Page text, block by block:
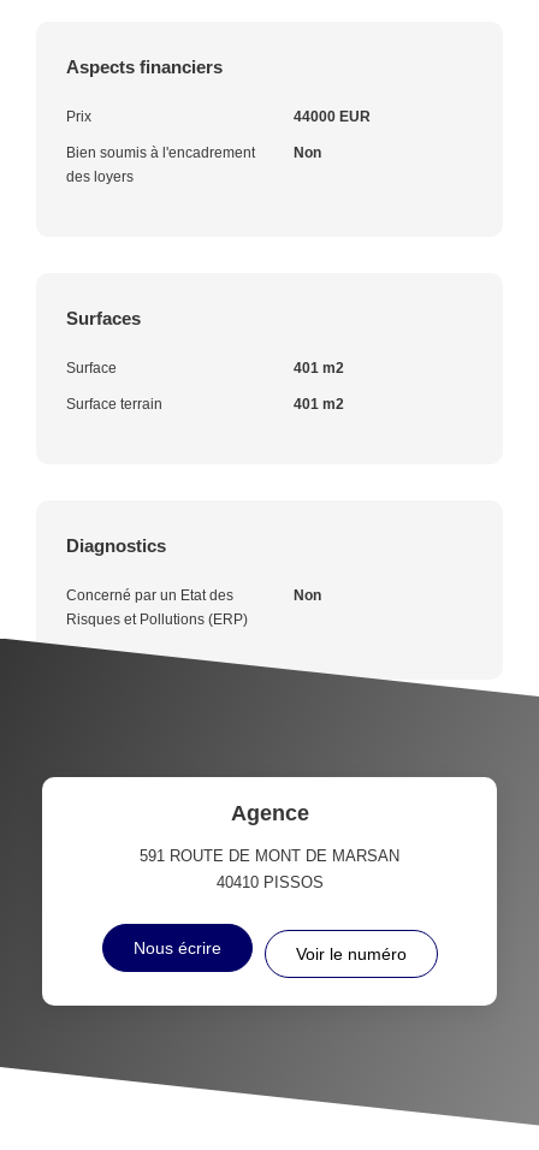
Aspects financiers
Prix 44000 EUR
Bien soumis à l'encadrement
des loyers
Non
Surfaces
Surface 401 m2
Surface terrain 401 m2
Diagnostics
Concerné par un Etat des
Risques et Pollutions (ERP)
Non
Agence
591 ROUTE DE MONT DE MARSAN
40410 PISSOS
Nous écrire Voir le numéro